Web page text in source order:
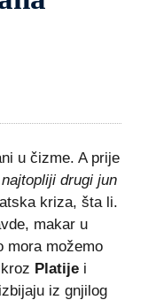
u čizme. A prije
drugi jun
kriza, šta li.
makar u
mora možemo
Platije i
iz gnjilog